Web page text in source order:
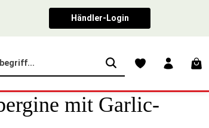
Händler-Login
mit Garlic-